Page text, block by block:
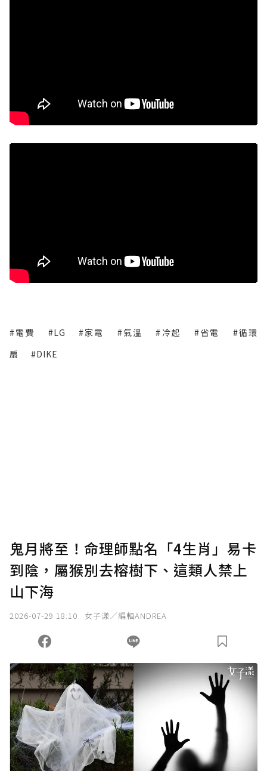
#電費 #LG #家電 #氣溫 #冷起 #省電
#循環
扇
#DIKE
鬼月將至！命理師點名「4生肖」易卡
到陰，屬猴別去榕樹下、這類人禁上
山下海
2026-07-29 18:10 女子漾／編輯ANDREA